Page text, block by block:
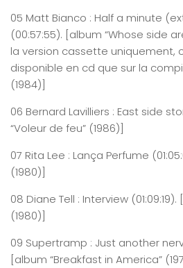
05 Matt Bianco : Half a minute (
(00:57:55). [album “Whose side
la version cassette uniquement,
disponible en cd que sur la
(1984)]
06 Bernard Lavilliers : East side
“Voleur de feu” (1986)]
07 Rita Lee : Lança Perfume (01:05:
(1980)]
08 Diane Tell : Interview (01:09:19).
(1980)]
09 Supertramp : Just another
[album “Breakfast in America”